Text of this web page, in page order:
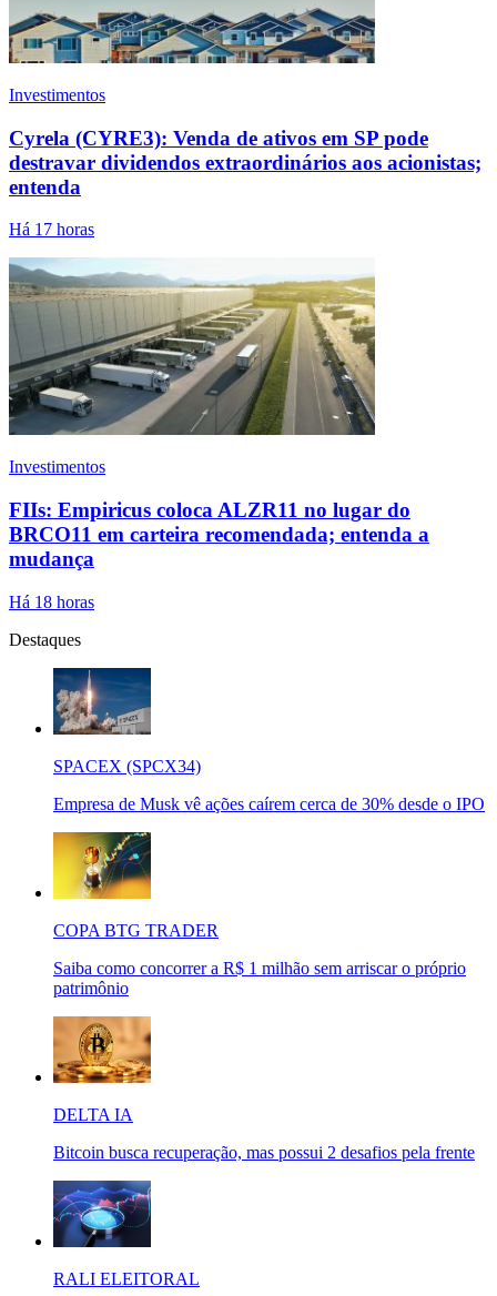
Investimentos
Cyrela (CYRE3): Venda de ativos em SP pode
destravar dividendos extraordinários aos acionistas;
entenda
Há 17 horas
Investimentos
FIIs: Empiricus coloca ALZR11 no lugar do
BRCO11 em carteira recomendada; entenda a
mudança
Há 18 horas
Destaques
SPACEX (SPCX34)
Empresa de Musk vê ações caírem cerca de 30% desde o IPO
COPA BTG TRADER
Saiba como concorrer a R$ 1 milhão sem arriscar o próprio
patrimônio
DELTA IA
Bitcoin busca recuperação, mas possui 2 desafios pela frente
RALI ELEITORAL